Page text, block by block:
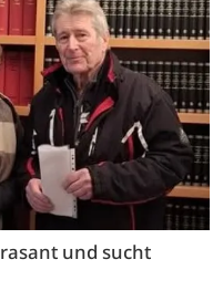
und sucht